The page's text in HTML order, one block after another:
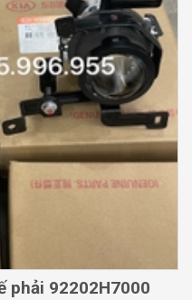
phải 92202H7000